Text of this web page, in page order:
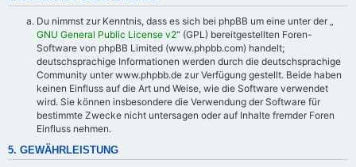
Du nimmst zur Kenntnis, dass es sich bei phpBB um eine unter der „
GNU General Public License v2“ (GPL) bereitgestellten Foren-
Software von phpBB Limited (www.phpbb.com) handelt;
deutschsprachige Informationen werden durch die deutschsprachige
Community unter www.phpbb.de zur Verfügung gestellt. Beide haben
keinen Einfluss auf die Art und Weise, wie die Software verwendet
wird. Sie können insbesondere die Verwendung der Software für
bestimmte Zwecke nicht untersagen oder auf Inhalte fremder Foren
Einfluss nehmen.
5. GEWÄHRLEISTUNG